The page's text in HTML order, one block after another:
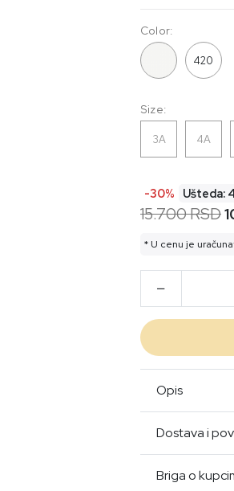
Size:
3A 4A
Color:
420
-30% Ušteda:
15.700 RSD
* U cenu je
Opis
Dostava i
Briga o